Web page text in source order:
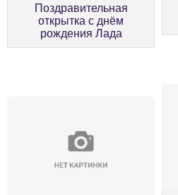
Поздравительная
открытка с днём
рождения Лада